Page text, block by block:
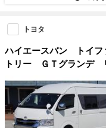
トヨタ
ハイエースバン トイ
トリー ＧＴグランデ
ン ＦＦヒーター １５
蔵庫 アルパインディス
ミラー ２段ベッド